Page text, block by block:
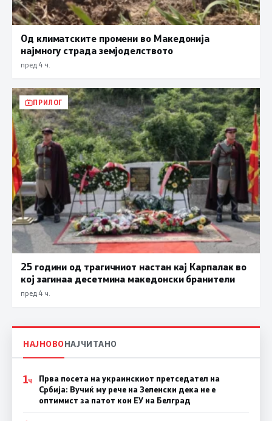
Од климатските промени во Македонија
најмногу страда земјоделството
пред 4 ч.
ПРИЛОГ
25 години од трагичниот настан кај Карпалак во
кој загинаа десетмина македонски бранители
пред 4 ч.
НАЈНОВОНАЈЧИТАНО
1Ч
Прва посета на украинскиот претседател на
Србија: Вучиќ му рече на Зеленски дека не е
оптимист за патот кон ЕУ на Белград